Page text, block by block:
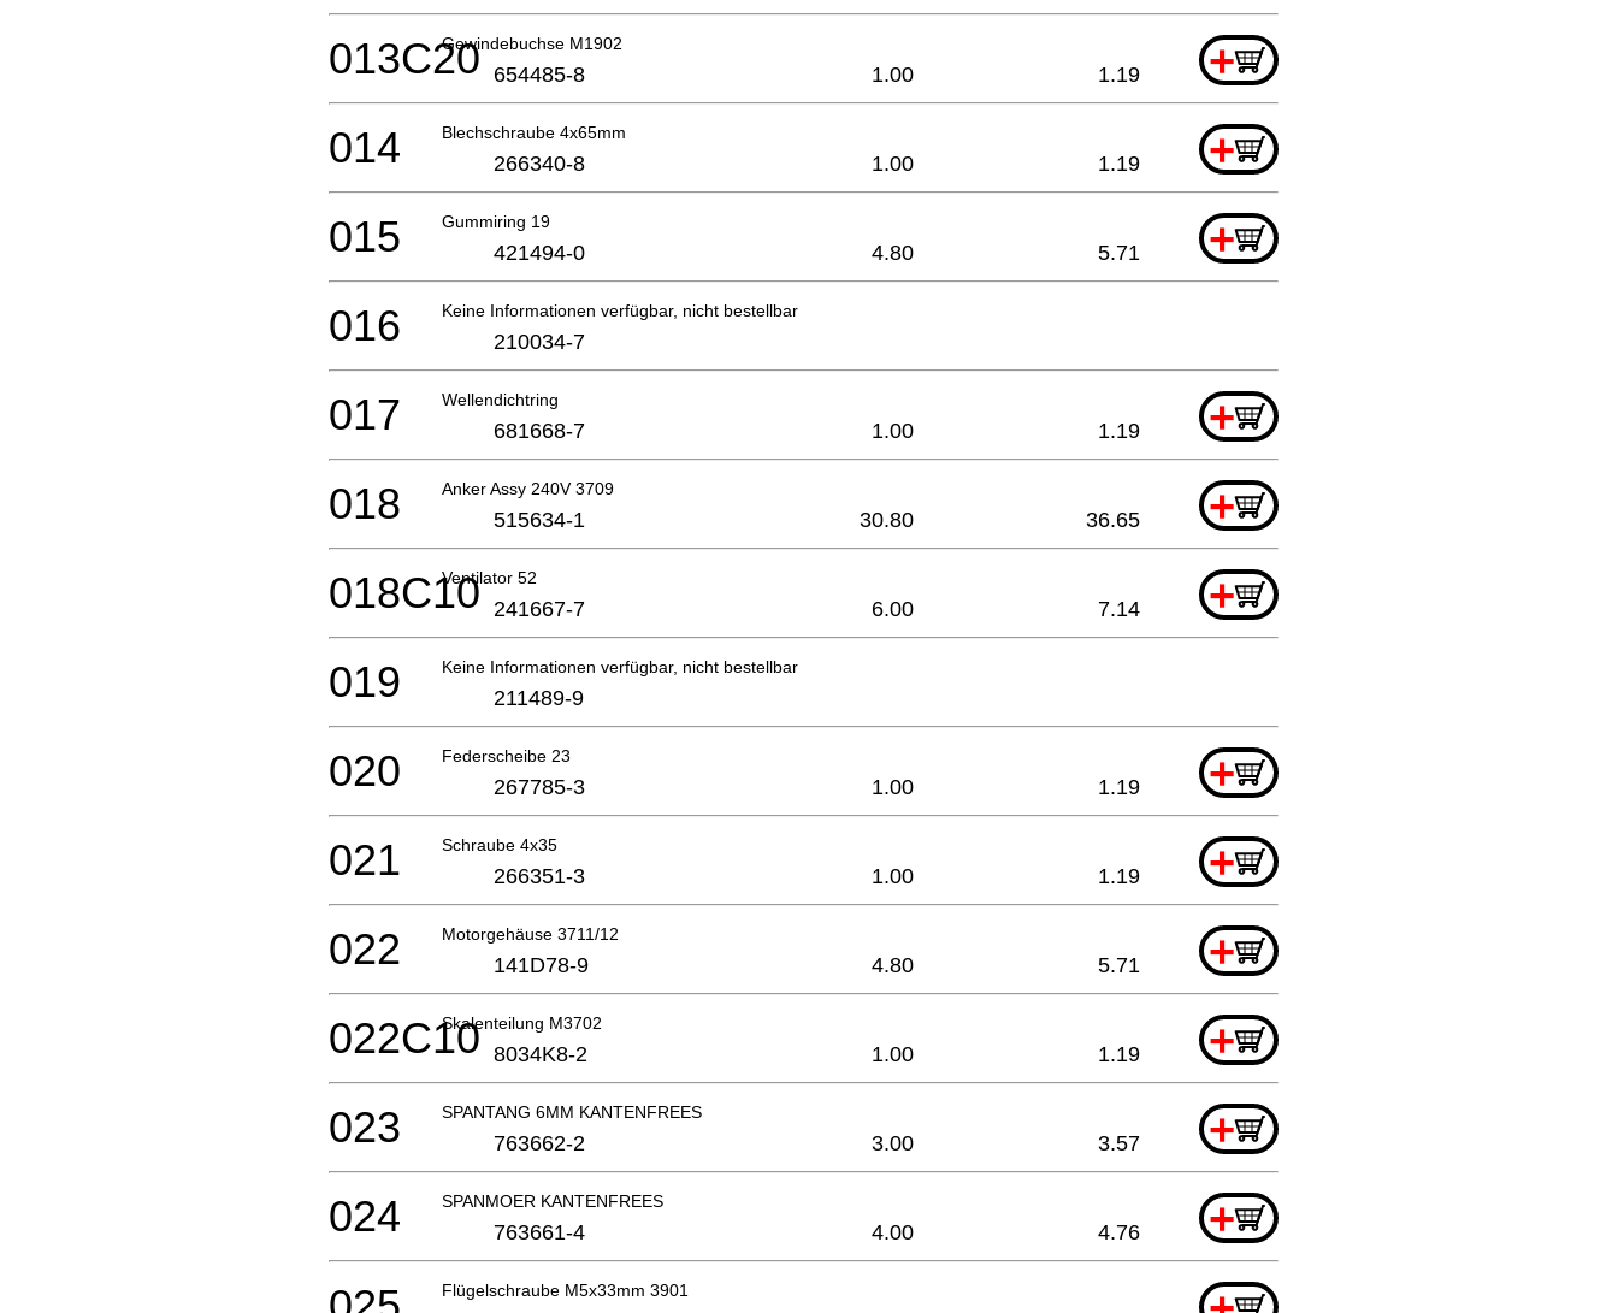
Gewindebuchse M1902 +
013C20 654485-8 1.00 1.19
Blechschraube 4x65mm +
014 266340-8 1.00 1.19
Gummiring 19 +
015 421494-0 4.80 5.71
Keine Informationen verfügbar, nicht bestellbar
016 210034-7
Wellendichtring +
017 681668-7 1.00 1.19
Anker Assy 240V 3709 +
018 515634-1 30.80 36.65
Ventilator 52 +
018C10 241667-7 6.00 7.14
Keine Informationen verfügbar, nicht bestellbar
019 211489-9
Federscheibe 23 +
020 267785-3 1.00 1.19
Schraube 4x35 +
021 266351-3 1.00 1.19
Motorgehäuse 3711/12 +
022 141D78-9 4.80 5.71
Skalenteilung M3702 +
022C10 8034K8-2 1.00 1.19
SPANTANG 6MM KANTENFREES +
023 763662-2 3.00 3.57
SPANMOER KANTENFREES +
024 763661-4 4.00 4.76
Flügelschraube M5x33mm 3901